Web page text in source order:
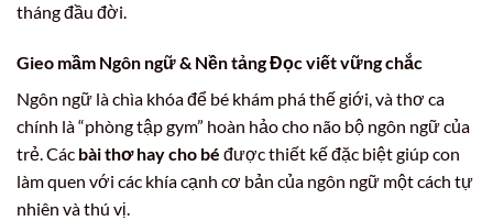
tháng đầu đời.
Gieo mầm Ngôn ngữ & Nền tảng Đọc viết vững chắc
Ngôn ngữ là chìa khóa để bé khám phá thế giới, và thơ ca
chính là “phòng tập gym” hoàn hảo cho não bộ ngôn ngữ của
trẻ. Các bài thơ hay cho bé được thiết kế đặc biệt giúp con
làm quen với các khía cạnh cơ bản của ngôn ngữ một cách tự
nhiên và thú vị.